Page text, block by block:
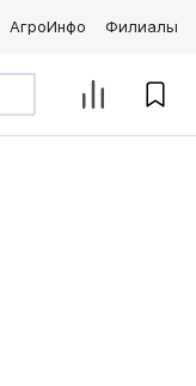
АгроИнфо Филиалы